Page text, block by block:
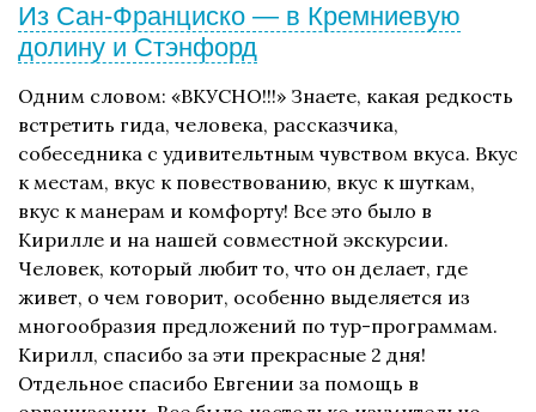
Из Сан-Франциско — в Кремниевую
долину и Стэнфорд
Одним словом: «ВКУСНО!!!» Знаете, какая редкость
встретить гида, человека, рассказчика,
собеседника с удивительтным чувством вкуса. Вкус
к местам, вкус к повествованию, вкус к шуткам,
вкус к манерам и комфорту! Все это было в
Кирилле и на нашей совместной экскурсии.
Человек, который любит то, что он делает, где
живет, о чем говорит, особенно выделяется из
многообразия предложений по тур-программам.
Кирилл, спасибо за эти прекрасные 2 дня!
Отдельное спасибо Евгении за помощь в